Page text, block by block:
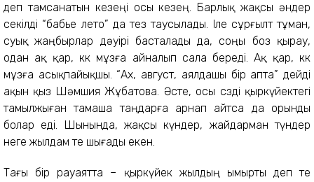
деп тамсанатын кезеңі осы кезең. Барлық жақсы әндер
секілді “бабье лето” да тез таусылады. Іле сұрғылт тұман,
суық жаңбырлар дәуірі басталады да, соңы боз қырау,
одан ақ қар, көк мұзға айналып сала береді. Ақ қар, көк
мұзға асықпайықшы. “Ах, август, аялдашы бір апта” дейді
ақын қыз Шәмшия Жұбатова. Әсте, осы сөзді қыркүйектегі
тамылжыған тамаша таңдарға арнап айтса да орынды
болар еді. Шынында, жақсы күндер, жайдарман түндер
неге жылдам өте шығады екен.
Тағы бір рауаятта – қыркүйек жылдың ымырты деп те